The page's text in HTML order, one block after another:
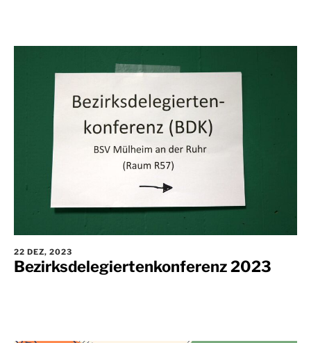
22 DEZ, 2023
Bezirksdelegiertenkonferenz 2023